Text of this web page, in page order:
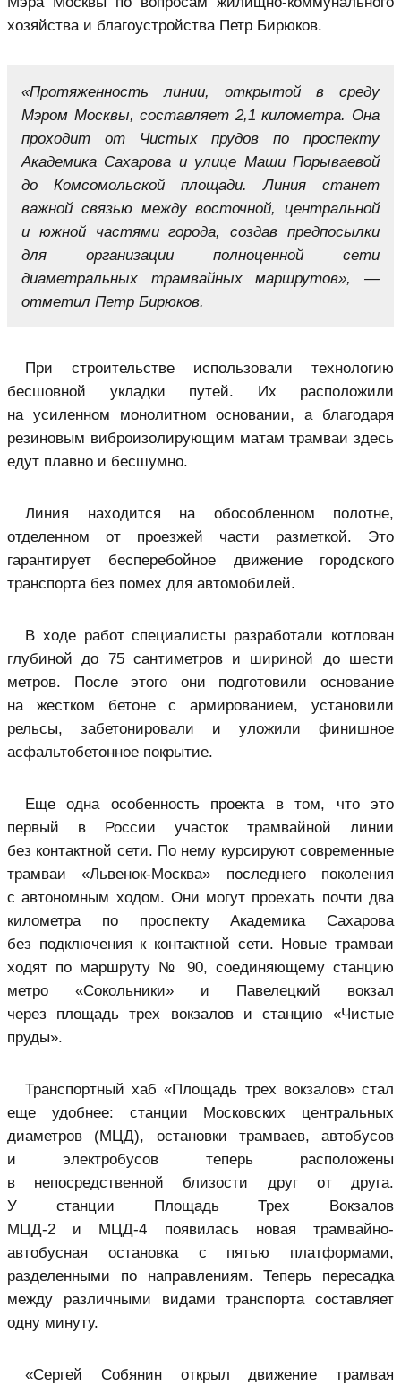
хозяйства и благоустройства Петр Бирюков.
«Протяженность линии, открытой в среду
Мэром Москвы, составляет 2,1 километра. Она
проходит от Чистых прудов по проспекту
Академика Сахарова и улице Маши Порываевой
до Комсомольской площади. Линия станет
важной связью между восточной, центральной
и южной частями города, создав предпосылки
для организации полноценной сети
диаметральных трамвайных маршрутов», —
отметил Петр Бирюков.
При строительстве использовали технологию
бесшовной укладки путей. Их расположили
на усиленном монолитном основании, а благодаря
резиновым виброизолирующим матам трамваи здесь
едут плавно и бесшумно.
Линия находится на обособленном полотне,
отделенном от проезжей части разметкой. Это
гарантирует бесперебойное движение городского
транспорта без помех для автомобилей.
В ходе работ специалисты разработали котлован
глубиной до 75 сантиметров и шириной до шести
метров. После этого они подготовили основание
на жестком бетоне с армированием, установили
рельсы, забетонировали и уложили финишное
асфальтобетонное покрытие.
Еще одна особенность проекта в том, что это
первый в России участок трамвайной линии
без контактной сети. По нему курсируют современные
трамваи «Львенок-Москва» последнего поколения
с автономным ходом. Они могут проехать почти два
километра по проспекту Академика Сахарова
без подключения к контактной сети. Новые трамваи
ходят по маршруту № 90, соединяющему станцию
метро «Сокольники» и Павелецкий вокзал
через площадь трех вокзалов и станцию «Чистые
пруды».
Транспортный хаб «Площадь трех вокзалов» стал
еще удобнее: станции Московских центральных
диаметров (МЦД), остановки трамваев, автобусов
и электробусов теперь расположены
в непосредственной близости друг от друга.
У станции Площадь Трех Вокзалов
МЦД-2 и МЦД-4 появилась новая трамвайно-
автобусная остановка с пятью платформами,
разделенными по направлениям. Теперь пересадка
между различными видами транспорта составляет
одну минуту.
«Сергей Собянин открыл движение трамвая